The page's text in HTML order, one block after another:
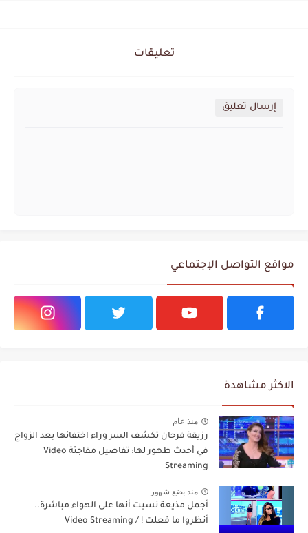
تعليقات
إرسال تعليق
مواقع التواصل الإجتماعي
الاكثر مشاهدة
منذ عام
رزيقة فرحان تكشف السر وراء اختفائها بعد الزواج
في أحدث ظهور لها: تفاصيل مفاجئة Video
Streaming
منذ بضع شهور
أجمل مذيعة نسيت أنها على الهواء مباشرة..
أنظروا ما فعلت ! / Video Streaming